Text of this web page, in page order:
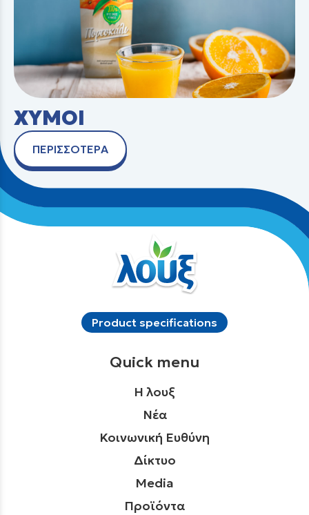
ΧΥΜΟΙ
ΠΕΡΙΣΣΟΤΕΡΑ
Product specifications
Quick menu
Η λουξ
Νέα
Κοινωνική Ευθύνη
Δίκτυο
Media
Προϊόντα